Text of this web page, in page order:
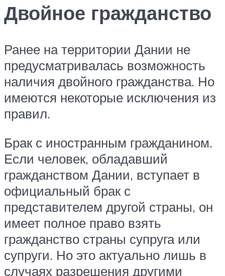
Двойное гражданство
Ранее на территории Дании не
предусматривалась возможность
наличия двойного гражданства. Но
имеются некоторые исключения из
правил.
Брак с иностранным гражданином.
Если человек, обладавший
гражданством Дании, вступает в
официальный брак с
представителем другой страны, он
имеет полное право взять
гражданство страны супруга или
супруги. Но это актуально лишь в
случаях разрешения другими